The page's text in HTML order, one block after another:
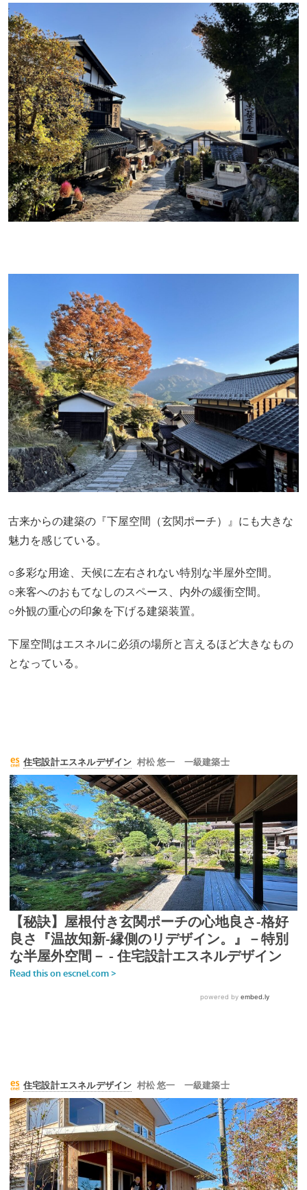
古来からの建築の『下屋空間（玄関ポーチ）』にも大きな
魅力を感じている。
○多彩な用途、天候に左右されない特別な半屋外空間。
○来客へのおもてなしのスペース、内外の緩衝空間。
○外観の重心の印象を下げる建築装置。
下屋空間はエスネルに必須の場所と言えるほど大きなもの
となっている。